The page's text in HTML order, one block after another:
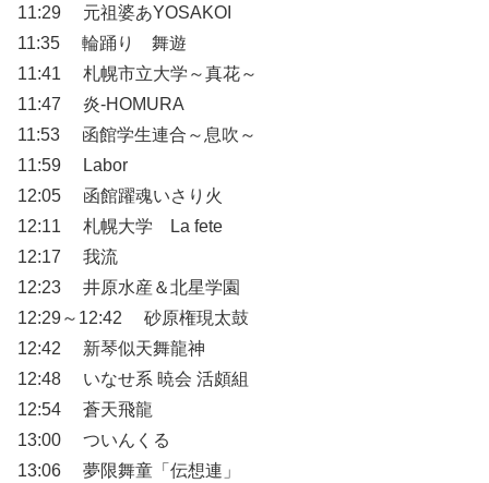
11:29 元祖婆あYOSAKOI
11:35 輪踊り 舞遊
11:41 札幌市立大学～真花～
11:47 炎-HOMURA
11:53 函館学生連合～息吹～
11:59 Labor
12:05 函館躍魂いさり火
12:11 札幌大学 La fete
12:17 我流
12:23 井原水産＆北星学園
12:29～12:42 砂原権現太鼓
12:42 新琴似天舞龍神
12:48 いなせ系 暁会 活頗組
12:54 蒼天飛龍
13:00 ついんくる
13:06 夢限舞童「伝想連」